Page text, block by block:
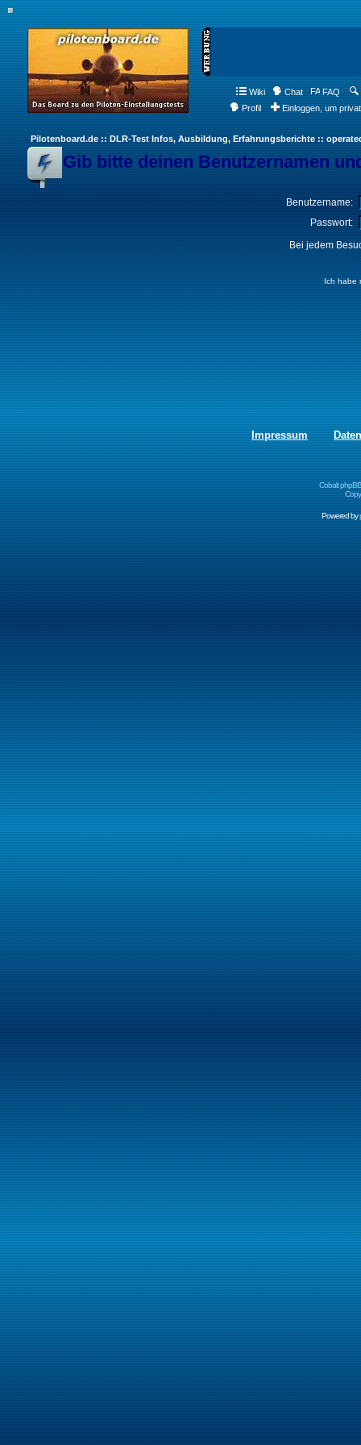
Wiki Chat FAQ
Profil
Einloggen, um
Pilotenboard.de :: DLR-Test Infos, Ausbildung, Erfahrungsberichte ::
Gib bitte deinen Benutzernamen
Benutzername:
Passwort:
Bei jedem
Ich habe
Impressum
Cobalt
Powered by